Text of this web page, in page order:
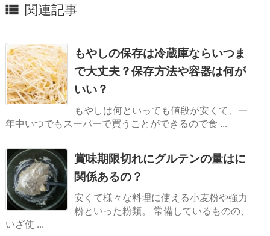
 関連記事
もやしの保存は冷蔵庫ならいつま
で大丈夫？保存方法や容器は何が
いい？
もやしは何といっても値段が安くて、一
年中いつでもスーパーで買うことができるので食 ...
賞味期限切れにグルテンの量はに
関係あるの？
安くて様々な料理に使える小麦粉や強力
粉といった粉類。 常備しているものの、
いざ使 ...